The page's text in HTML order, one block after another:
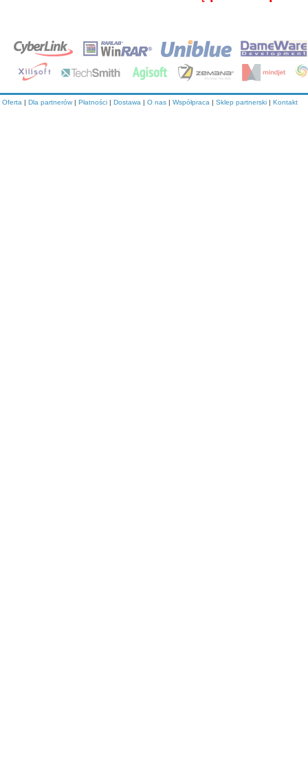
Oferta | Dla partnerów | Płatności | Dostawa | O nas | Współpraca | Sklep partnerski | Kontakt